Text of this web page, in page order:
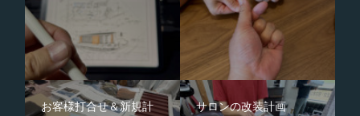
お客様打合せ＆新規計
サロンの改装計画